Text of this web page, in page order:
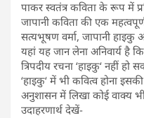
पाकर स्वतंत्र कविता के रूप में
जापानी कविता की एक
सत्यभूषण वर्मा, जापानी हाइकु
यहां यह जान लेना अनिवार्य है
त्रिपदीय रचना ‘हाइकु‘ नहीं
‘हाइकु‘ में भी कवित्व होना
अनुशासन में लिखा कोई वाक्य भी
उदाहरणार्थ देखें-